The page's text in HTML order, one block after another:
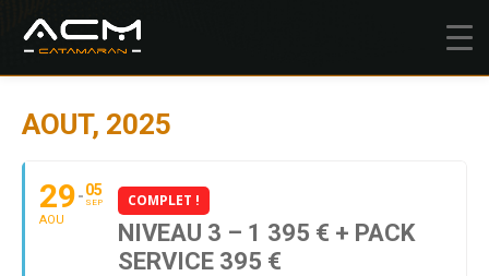
AOUT, 2025
29
AOU
05
SEP COMPLET !
NIVEAU 3 – 1 395 € + PACK
SERVICE 395 €